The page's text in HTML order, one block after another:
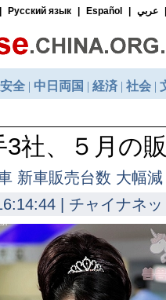
3社、５月の
新車販売台数 大幅
| チャイナネ